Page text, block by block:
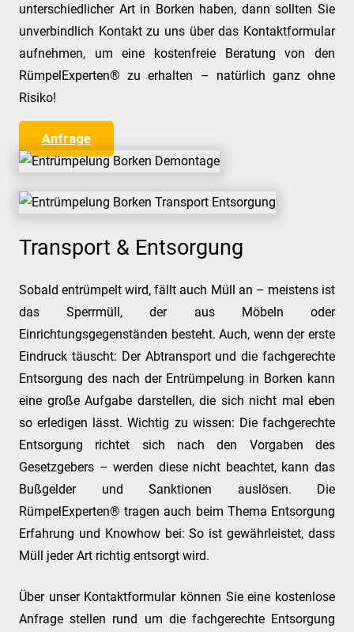
unterschiedlicher Art in Borken haben, dann sollten Sie
unverbindlich Kontakt zu uns über das Kontaktformular
aufnehmen, um eine kostenfreie Beratung von den
RümpelExperten® zu erhalten – natürlich ganz ohne
Risiko!
Anfrage
Transport & Entsorgung
Sobald entrümpelt wird, fällt auch Müll an – meistens ist
das Sperrmüll, der aus Möbeln oder
Einrichtungsgegenständen besteht. Auch, wenn der erste
Eindruck täuscht: Der Abtransport und die fachgerechte
Entsorgung des nach der Entrümpelung in Borken kann
eine große Aufgabe darstellen, die sich nicht mal eben
so erledigen lässt. Wichtig zu wissen: Die fachgerechte
Entsorgung richtet sich nach den Vorgaben des
Gesetzgebers – werden diese nicht beachtet, kann das
Bußgelder und Sanktionen auslösen. Die
RümpelExperten® tragen auch beim Thema Entsorgung
Erfahrung und Knowhow bei: So ist gewährleistet, dass
Müll jeder Art richtig entsorgt wird.
Über unser Kontaktformular können Sie eine kostenlose
Anfrage stellen rund um die fachgerechte Entsorgung